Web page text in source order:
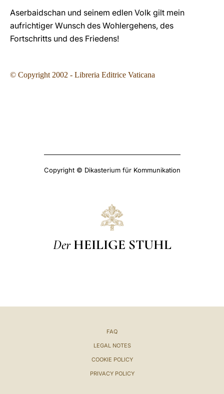
Aserbaidschan und seinem edlen Volk gilt mein
aufrichtiger Wunsch des Wohlergehens, des
Fortschritts und des Friedens!
© Copyright 2002 - Libreria Editrice Vaticana
Copyright © Dikasterium für Kommunikation
Der HEILIGE STUHL
FAQ
LEGAL NOTES
COOKIE POLICY
PRIVACY POLICY